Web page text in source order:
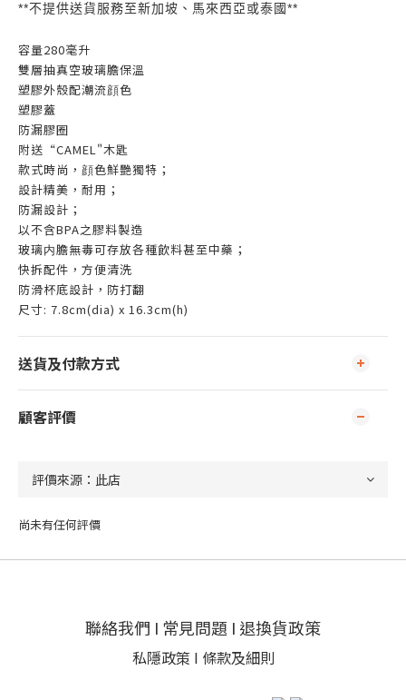
**不提供送貨服務至新加坡、馬來西亞或泰國 **
容量280毫升
雙層抽真空玻璃膽保溫
塑膠外殼配潮流顔色
塑膠蓋
防漏膠圈
附送“CAMEL"木匙
款式時尚，顔色鮮艷獨特；
設計精美，耐用；
防漏設計；
以不含BPA之膠料製造
玻璃内膽無毒可存放各種飲料甚至中藥；
快拆配件，方便清洗
防滑杯底設計，防打翻
尺寸: 7.8cm(dia) x 16.3cm(h)
送貨及付款方式
顧客評價
尚未有任何評價
聯絡我們 I 常見問題 I 退換貨政策
私隱政策 I 條款及細則